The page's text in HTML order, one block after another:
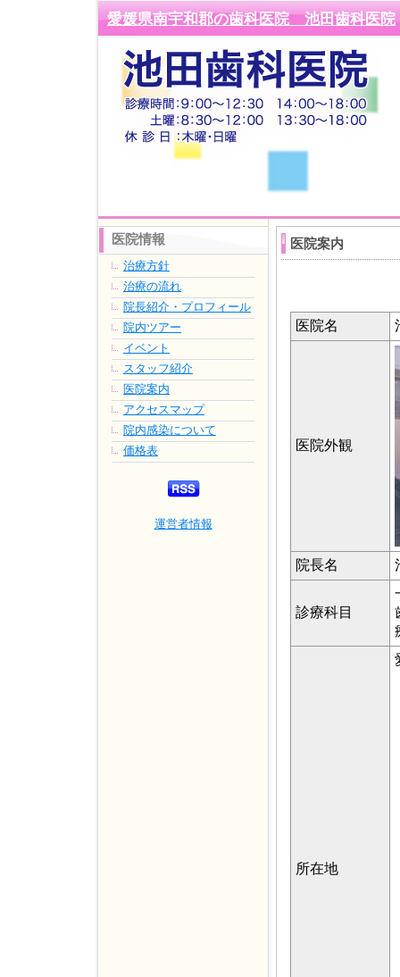
愛媛県南宇和郡の歯科医院 池田歯科医院
医院情報
治療方針
治療の流れ
院長紹介・プロフィール
院内ツアー
イベント
スタッフ紹介
医院案内
アクセスマップ
院内感染について
価格表
運営者情報
医院案内
医院名
医院外観
院長名
診療科目
所在地